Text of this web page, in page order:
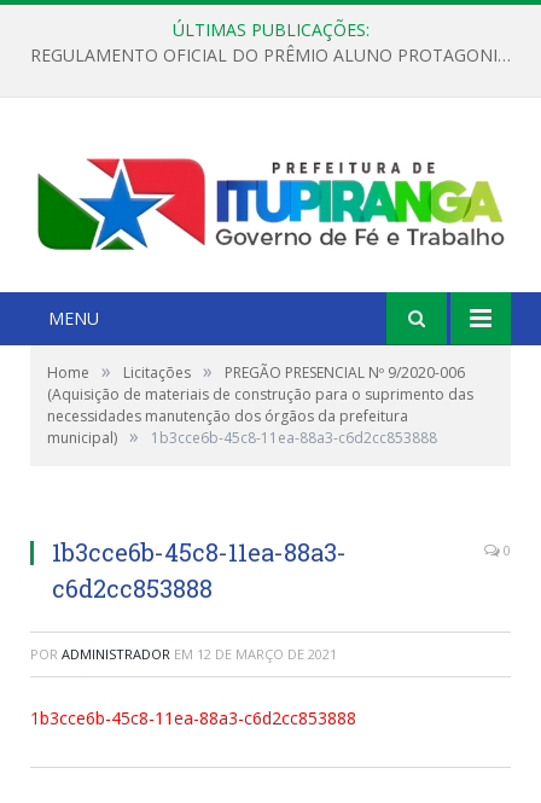
ÚLTIMAS PUBLICAÇÕES:
REGULAMENTO OFICIAL DO PRÊMIO ALUNO PROTAGONISTA – EDIÇÃO 2026
MENU
Home » Licitações »
PREGÃO PRESENCIAL Nº 9/2020-006
(Aquisição de materiais de construção para o suprimento das
necessidades manutenção dos órgãos da prefeitura
municipal) » 1b3cce6b-45c8-11ea-88a3-c6d2cc853888
1b3cce6b-45c8-11ea-88a3-
c6d2cc853888
0
POR ADMINISTRADOR EM 12 DE MARÇO DE 2021
1b3cce6b-45c8-11ea-88a3-c6d2cc853888